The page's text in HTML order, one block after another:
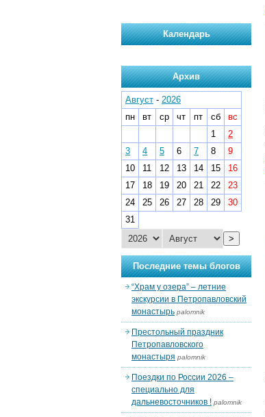
Календарь
Архив
Август - 2026
пн
вт ср чт пт сб
вс
1
2
3
4 5 6 7 8
9
10
11 12 13 14 15
16
17
18 19 20 21 22
23
24
25 26 27 28 29
30
31
>
Последние темы блогов
“Храм у озера” – летние
экскурсии в Петропавловский
монастырь palomnik
Престольный праздник
Петропавловского
монастыря palomnik
Поездки по России 2026 –
специально для
дальневосточников ! palomnik